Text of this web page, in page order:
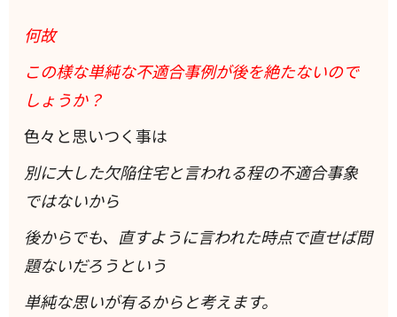
何故
この様な単純な不適合事例が後を絶たないので
しょうか？
色々と思いつく事は
別に大した欠陥住宅と言われる程の不適合事象
ではないから
後からでも、直すように言われた時点で直せば問
題ないだろうという
単純な思いが有るからと考えます。